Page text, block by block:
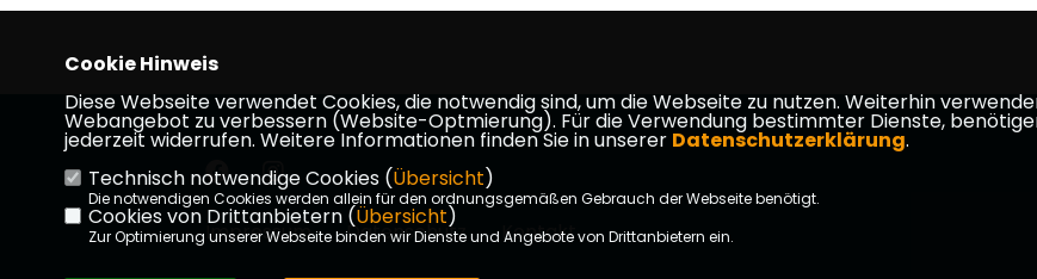
Impressum Datenschutz Kontakt
Cookie Hinweis
Diese Webseite verwendet Cookies, die notwendig sind, um die Webseite zu nutzen. Weiterhin
Webangebot zu verbessern (Website-Optmierung). Für die Verwendung bestimmter Dienste,
jederzeit widerrufen. Weitere Informationen finden Sie in unserer Datenschutzerklärung.
Technisch notwendige Cookies (Übersicht)
Die notwendigen Cookies werden allein für den ordnungsgemäßen Gebrauch der Webseite benötigt.
Cookies von Drittanbietern (Übersicht)
Zur Optimierung unserer Webseite binden wir Dienste und Angebote von Drittanbietern ein.